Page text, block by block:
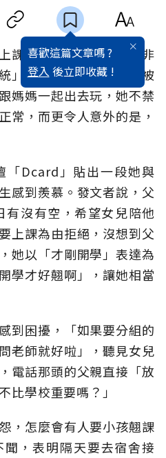
喜歡這篇文章嗎 ?
登入 後立即收藏 !
課、認真念書，不過並非
」。一名女大學生抱怨被
媽媽一起出去玩，她不禁
常，而更令人意外的是，
「Dcard」貼出一段她與
感到羨慕。發文者說，父
沒有空，希望女兒陪他
上課為由拒絕，沒想到父
她以「才剛開學」表達為
學才好翹啊」，讓她相當
到困擾，「如果要分組的
老師就好啦」，聽見女兒
電話那頭的父親直接「放
比學校重要嗎？」
，怎麼會有人要小孩翹課
，表明隔天要去宿舍接